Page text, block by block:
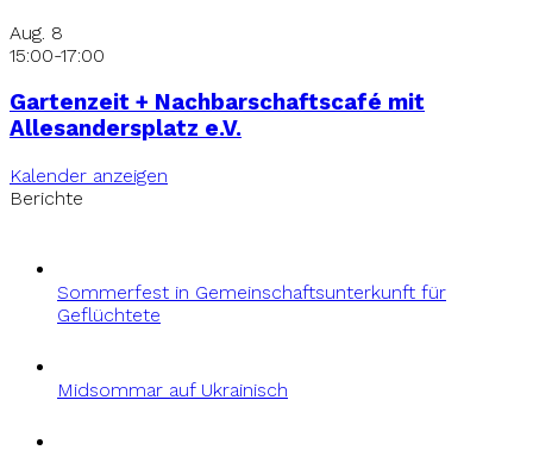
Aug. 8
15:00-17:00
Gartenzeit + Nachbarschaftscafé mit
Allesandersplatz e.V.
Kalender anzeigen
Berichte
Sommerfest in Gemeinschaftsunterkunft für
Geflüchtete
Midsommar auf Ukrainisch